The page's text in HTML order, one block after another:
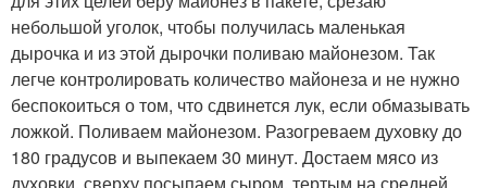
небольшой уголок, чтобы получилась маленькая
дырочка и из этой дырочки поливаю майонезом. Так
легче контролировать количество майонеза и не нужно
беспокоиться о том, что сдвинется лук, если обмазывать
ложкой. Поливаем майонезом. Разогреваем духовку до
180 градусов и выпекаем 30 минут. Достаем мясо из